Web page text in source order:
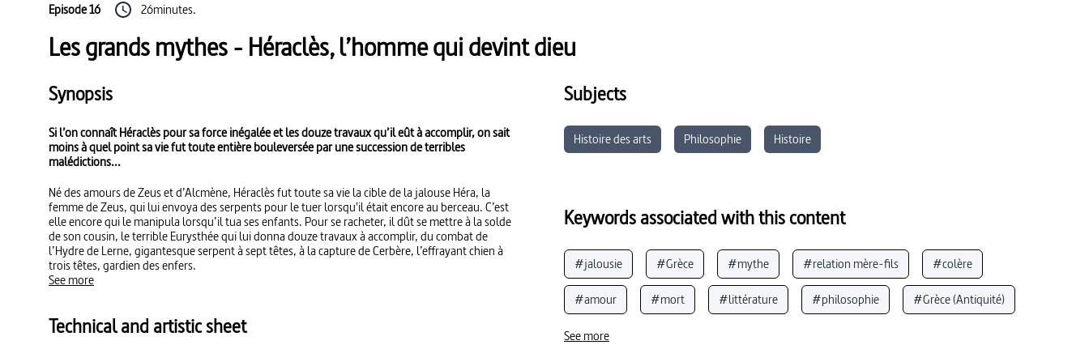
Episode 16 26minutes.
Les grands mythes - Héraclès, l’homme qui devint dieu
Synopsis
Si l’on connaît Héraclès pour sa force inégalée et les douze travaux qu’il eût à accomplir, on sait
moins à quel point sa vie fut toute entière bouleversée par une succession de terribles
malédictions...
Né des amours de Zeus et d’Alcmène, Héraclès fut toute sa vie la cible de la jalouse Héra, la
femme de Zeus, qui lui envoya des serpents pour le tuer lorsqu'il était encore au berceau. C’est
elle encore qui le manipula lorsqu’il tua ses enfants. Pour se racheter, il dût se mettre à la solde
de son cousin, le terrible Eurysthée qui lui donna douze travaux à accomplir, du combat de
l’Hydre de Lerne, gigantesque serpent à sept têtes, à la capture de Cerbère, l’effrayant chien à
trois têtes, gardien des enfers.
See more
Technical and artistic sheet
Subjects
Histoire des arts Philosophie Histoire
Keywords associated with this content
#jalousie #Grèce #mythe #relation mère-fils #colère
#amour #mort #littérature #philosophie #Grèce (Antiquité)
#tradition
See more